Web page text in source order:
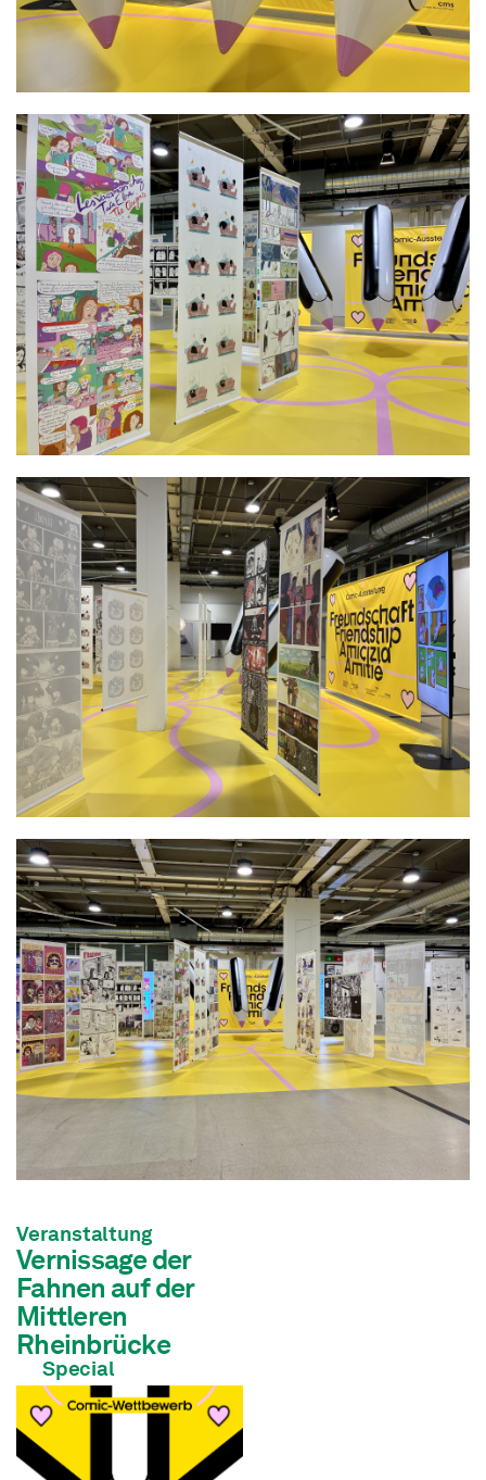
Veranstaltung
Vernissage der
Fahnen auf der
Mittleren
Rheinbrücke
Special